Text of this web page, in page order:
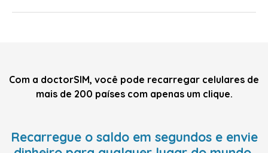
Com a doctorSIM, você pode recarregar celulares de
mais de 200 países com apenas um clique.
Recarregue o saldo em segundos e envie